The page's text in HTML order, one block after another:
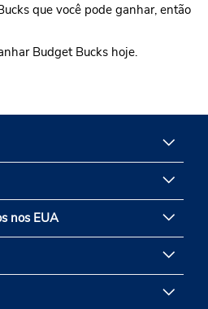
que você pode ganhar, então
Budget Bucks hoje.
nos EUA